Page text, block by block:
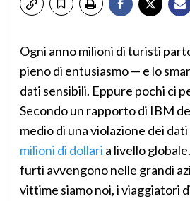
Ogni anno milioni di turisti
pieno di entusiasmo — e lo
dati sensibili. Eppure pochi ci
Secondo un rapporto di IBM
medio di una violazione dei
milioni di dollari a livello
furti avvengono nelle grandi
vittime siamo noi, i viaggiatori